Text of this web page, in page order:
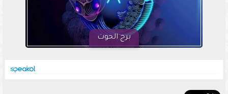
برج الحوت